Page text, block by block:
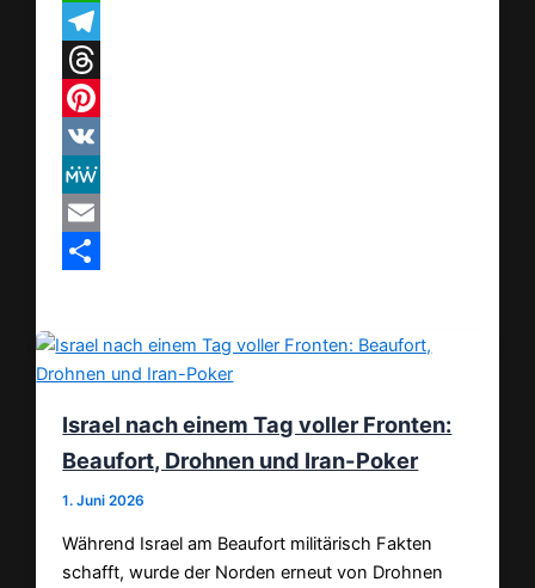
WhatsApp
Telegram
Threads
Pinterest
VK
MeWe
Email
Israel nach einem Tag voller Fronten:
Beaufort, Drohnen und Iran-Poker
1. Juni 2026
Während Israel am Beaufort militärisch Fakten
schafft, wurde der Norden erneut von Drohnen